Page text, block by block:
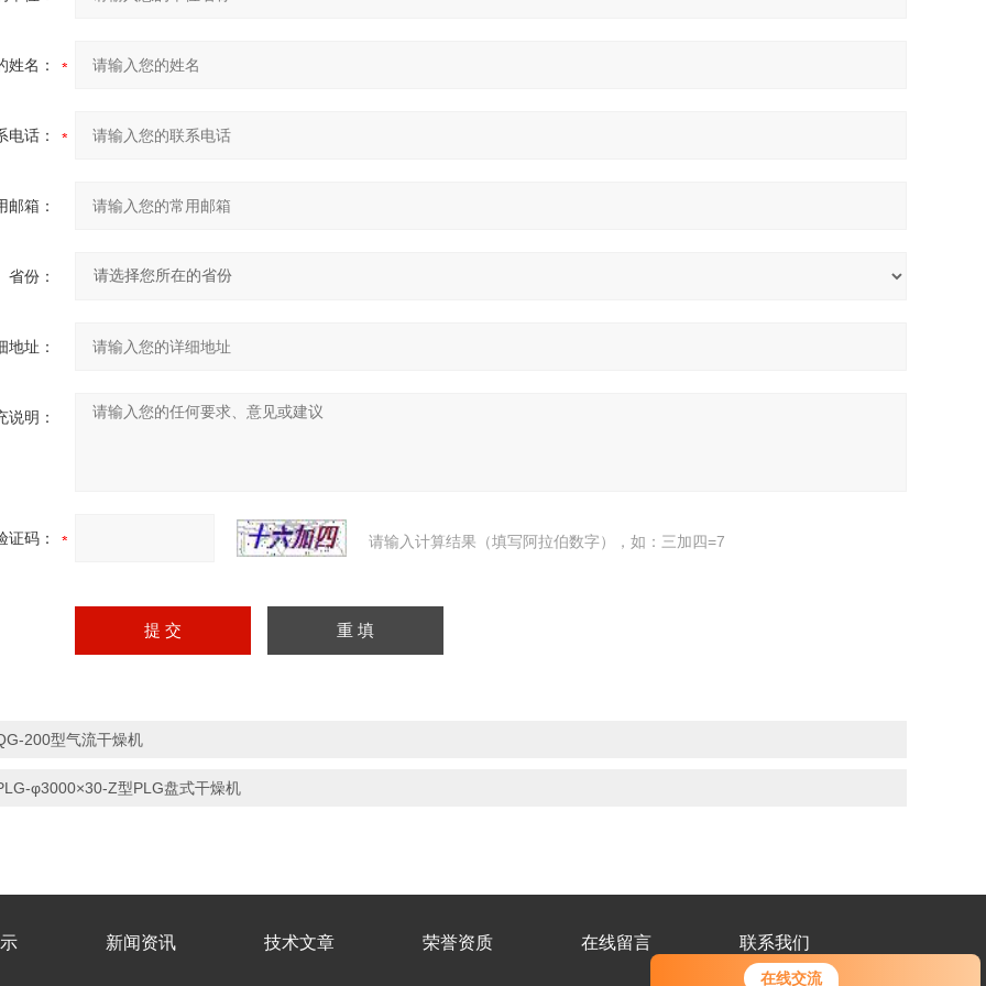
在线交流
姓名：
电话：
邮箱：
省份：
地址：
说明：
证码： 请输入计算结果（填写阿拉伯数字），如：三加四=7
200型气流干燥机
φ3000×30-Z型PLG盘式干燥机
新闻资讯 技术文章 荣誉资质 在线留言 联系我们